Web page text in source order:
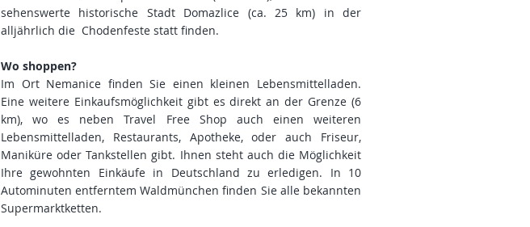
sehenswerte historische Stadt Domazlice (ca. 25 km) in der
alljährlich die Chodenfeste statt finden.
Wo shoppen?
Im Ort Nemanice finden Sie einen kleinen Lebensmittelladen.
Eine weitere Einkaufsmöglichkeit gibt es direkt an der Grenze (6
km), wo es neben Travel Free Shop auch einen weiteren
Lebensmittelladen, Restaurants, Apotheke, oder auch Friseur,
Maniküre oder Tankstellen gibt. Ihnen steht auch die Möglichkeit
Ihre gewohnten Einkäufe in Deutschland zu erledigen. In 10
Autominuten entferntem Waldmünchen finden Sie alle bekannten
Supermarktketten.